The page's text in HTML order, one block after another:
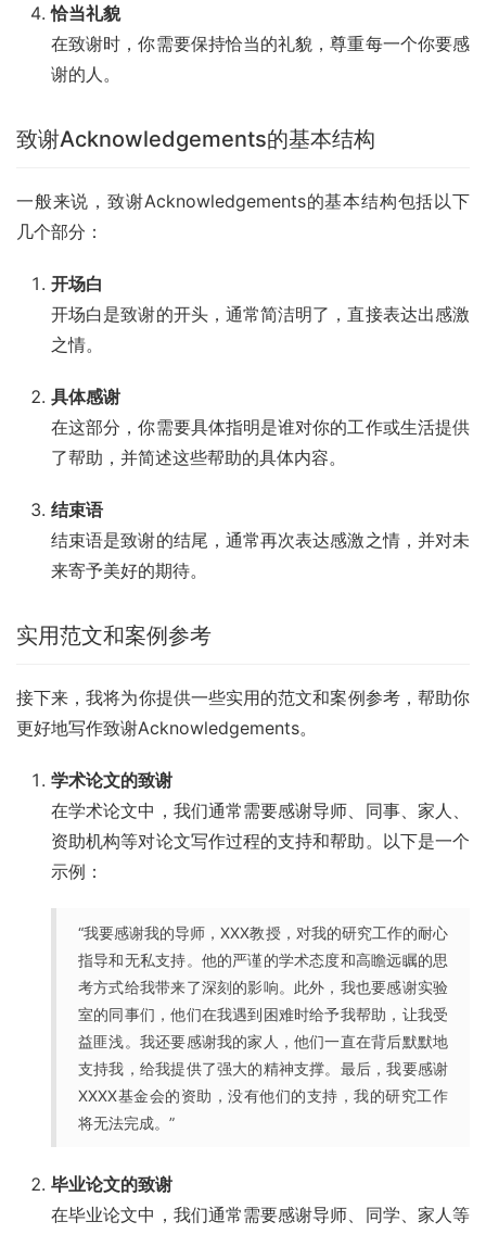
恰当礼貌
在致谢时，你需要保持恰当的礼貌，尊重每一个你要感
谢的人。
致谢Acknowledgements的基本结构
一般来说，致谢Acknowledgements的基本结构包括以下
几个部分：
开场白
开场白是致谢的开头，通常简洁明了，直接表达出感激
之情。
具体感谢
在这部分，你需要具体指明是谁对你的工作或生活提供
了帮助，并简述这些帮助的具体内容。
结束语
结束语是致谢的结尾，通常再次表达感激之情，并对未
来寄予美好的期待。
实用范文和案例参考
接下来，我将为你提供一些实用的范文和案例参考，帮助你
更好地写作致谢Acknowledgements。
学术论文的致谢
在学术论文中，我们通常需要感谢导师、同事、家人、
资助机构等对论文写作过程的支持和帮助。以下是一个
示例：
“我要感谢我的导师，XXX教授，对我的研究工作的耐心
指导和无私支持。他的严谨的学术态度和高瞻远瞩的思
考方式给我带来了深刻的影响。此外，我也要感谢实验
室的同事们，他们在我遇到困难时给予我帮助，让我受
益匪浅。我还要感谢我的家人，他们一直在背后默默地
支持我，给我提供了强大的精神支撑。最后，我要感谢
XXXX基金会的资助，没有他们的支持，我的研究工作
将无法完成。”
毕业论文的致谢
在毕业论文中，我们通常需要感谢导师、同学、家人等